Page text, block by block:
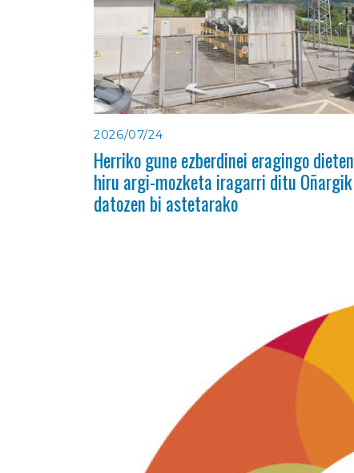
2026/07/24
Herriko gune ezberdinei eragingo dieten
hiru argi-mozketa iragarri ditu Oñargik
datozen bi astetarako